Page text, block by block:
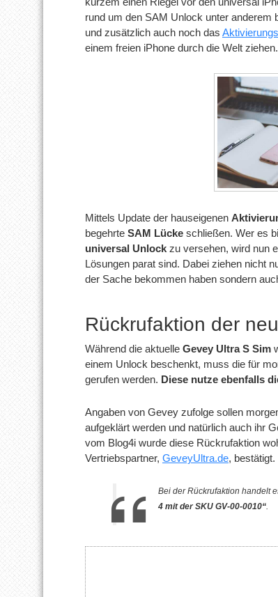
rund um den SAM Unlock unter anderem
und zusätzlich auch noch das
einem freien iPhone durch die Welt ziehen.
Mittels Update der hauseigenen
begehrte SAM Lücke schließen. Wer es
universal Unlock zu versehen, wird nun
Lösungen parat sind. Dabei ziehen nicht
der Sache bekommen haben sondern
Rückrufaktion der
Während die aktuelle Gevey Ultra S Sim
einem Unlock beschenkt, muss die für
gerufen werden. Diese nutze ebenfalls
Angaben von Gevey zufolge sollen
aufgeklärt werden und natürlich auch ihr
vom Blog4i wurde diese Rückrufaktion
Vertriebspartner, GeveyUltra.de, bestätigt.
Bei der Rückrufaktion handelt
4 mit der SKU GV-00-0010“.